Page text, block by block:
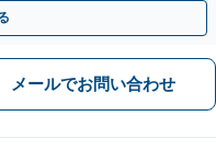
メールでお問い合わせ